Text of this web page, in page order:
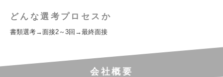
どんな選考プロセスか
書類選考→面接2～3回→最終面接
会社概要